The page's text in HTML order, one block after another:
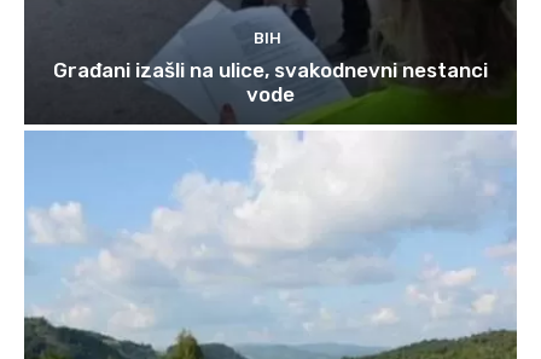
BIH
Građani izašli na ulice, svakodnevni nestanci
vode